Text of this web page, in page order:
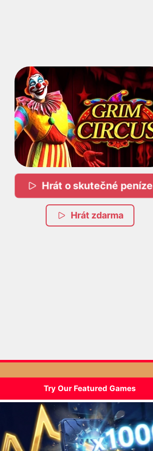
Hrát o skutečné peníze
Hrát zdarma
Try Our Featured Games